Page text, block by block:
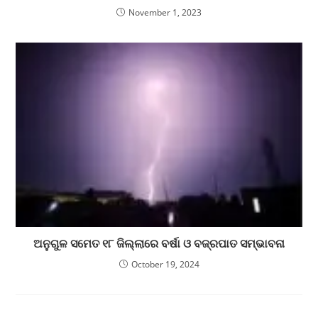
November 1, 2023
ଅନୁଗୁଳ ସମେତ ୧୮ ଜିଲ୍ଲାରେ ବର୍ଷା ଓ ବଜ୍ରପାତ ସମ୍ଭାବନା
October 19, 2024